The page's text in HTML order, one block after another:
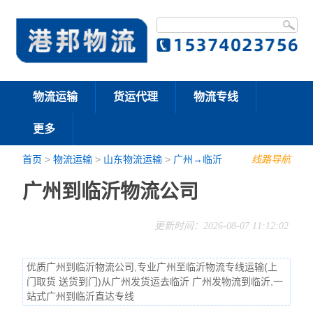
物流运输 货运代理 物流专线
更多
线路导航
首页 >物流运输 > 山东物流运输 > 广州→临沂
广州到临沂物流公司
更新时间：2026-08-07 11:12:02
优质广州到临沂物流公司,专业广州至临沂物流专线运输(上
门取货 送货到门)从广州发货运去临沂 广州发物流到临沂,一
站式广州到临沂直达专线